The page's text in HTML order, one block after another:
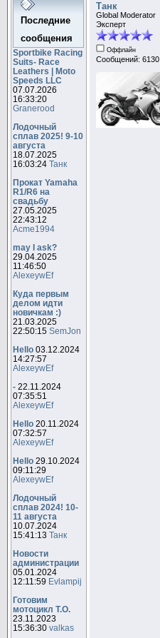
Последние
сообщения
Sportbike Racing
Suits- Race
Leathers | Moto
Speeds LLC
07.07.2026
16:33:20
Granerood
Лодочный
сплав 2025! 9-10
августа
18.07.2025
16:03:24Танк
Прокат Yamaha
R1/R6 на
свадьбу
27.05.2025
22:43:12
Acme1994
may I ask?
29.04.2025
11:46:50
AlexeywEf
Куда первым
делом идти
новичкам :)
21.03.2025
22:50:15SemJon
Hello 03.12.2024
14:27:57
AlexeywEf
- 22.11.2024
07:35:51
AlexeywEf
Hello 20.11.2024
07:32:57
AlexeywEf
Hello 29.10.2024
09:11:29
AlexeywEf
Лодочный
сплав 2024! 10-
11 августа
10.07.2024
15:41:13Танк
Новости
администрации
05.01.2024
12:11:59 Evlampij
Готовим
мотоцикл Т.О.
23.11.2023
15:36:30valkas
Танк
Global Moderator
Эксперт
Оффлайн
Сообщений: 6130